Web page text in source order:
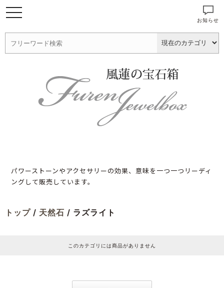
パワーストーンやアクセサリーの効果、意味を一つ一つリーディ
ングして販売しています。
お知らせ
トップ / 天然石 / ラズライト
このカテゴリには商品がありません